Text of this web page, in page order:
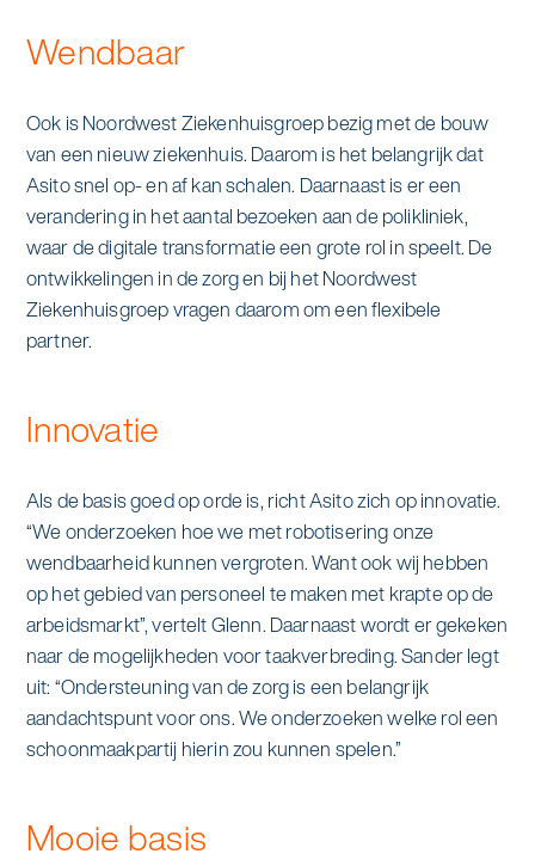
Wendbaar
Ook is Noordwest Ziekenhuisgroep bezig met de bouw
van een nieuw ziekenhuis. Daarom is het belangrijk dat
Asito snel op- en af kan schalen. Daarnaast is er een
verandering in het aantal bezoeken aan de polikliniek,
waar de digitale transformatie een grote rol in speelt. De
ontwikkelingen in de zorg en bij het Noordwest
Ziekenhuisgroep vragen daarom om een flexibele
partner.
Innovatie
Als de basis goed op orde is, richt Asito zich op innovatie.
“We onderzoeken hoe we met robotisering onze
wendbaarheid kunnen vergroten. Want ook wij hebben
op het gebied van personeel te maken met krapte op de
arbeidsmarkt”, vertelt Glenn. Daarnaast wordt er gekeken
naar de mogelijkheden voor taakverbreding. Sander legt
uit: “Ondersteuning van de zorg is een belangrijk
aandachtspunt voor ons. We onderzoeken welke rol een
schoonmaakpartij hierin zou kunnen spelen.”
Mooie basis